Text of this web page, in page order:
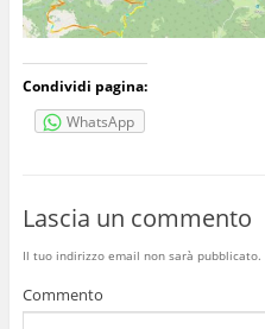
Condividi pagina:
WhatsApp
Lascia un commento
Il tuo indirizzo email non sarà pubblicato.
Commento